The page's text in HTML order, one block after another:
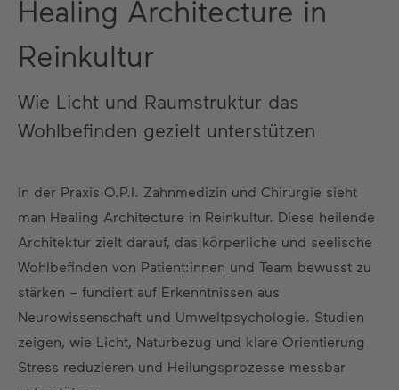
Healing Architecture in
Reinkultur
Wie Licht und Raumstruktur das
Wohlbefinden gezielt unterstützen
In der Praxis O.P.I. Zahnmedizin und Chirurgie sieht
man Healing Architecture in Reinkultur. Diese heilende
Architektur zielt darauf, das körperliche und seelische
Wohlbefinden von Patient:innen und Team bewusst zu
stärken – fundiert auf Erkenntnissen aus
Neurowissenschaft und Umweltpsychologie. Studien
zeigen, wie Licht, Naturbezug und klare Orientierung
Stress reduzieren und Heilungsprozesse messbar